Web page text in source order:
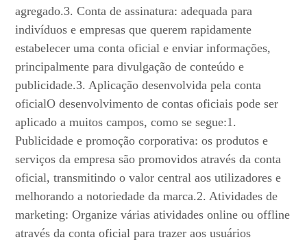
agregado.3. Conta de assinatura: adequada para
indivíduos e empresas que querem rapidamente
estabelecer uma conta oficial e enviar informações,
principalmente para divulgação de conteúdo e
publicidade.3. Aplicação desenvolvida pela conta
oficialO desenvolvimento de contas oficiais pode ser
aplicado a muitos campos, como se segue:1.
Publicidade e promoção corporativa: os produtos e
serviços da empresa são promovidos através da conta
oficial, transmitindo o valor central aos utilizadores e
melhorando a notoriedade da marca.2. Atividades de
marketing: Organize várias atividades online ou offline
através da conta oficial para trazer aos usuários